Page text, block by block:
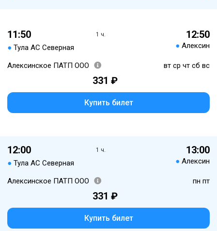
11:50
● Тула АС Северная
1 ч. 12:50
● Алексин
Алексинское ПАТП ООО вт ср чт сб вс
331 ₽
Купить билет
12:00
● Тула АС Северная
1 ч. 13:00
● Алексин
Алексинское ПАТП ООО пн пт
331 ₽
Купить билет